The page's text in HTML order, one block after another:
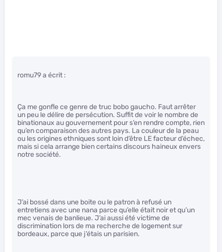
romu79 a écrit :
Ça me gonfle ce genre de truc bobo gaucho. Faut arrêter
un peu le délire de persécution. Suffit de voir le nombre de
binationaux au gouvernement pour s’en rendre compte, rien
qu’en comparaison des autres pays. La couleur de la peau
ou les origines ethniques sont loin d’être LE facteur d’échec,
mais si cela arrange bien certains discours haineux envers
notre société.
J’ai bossé dans une boite ou le patron à refusé un
entretiens avec une nana parce qu’elle était noir et qu’un
mec venais de banlieue. J’ai aussi été victime de
discrimination lors de ma recherche de logement sur
bordeaux, parce que j’étais un parisien.